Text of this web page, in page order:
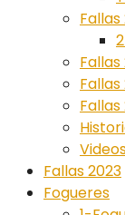
Fallas
Fallas 2023
Fogueres